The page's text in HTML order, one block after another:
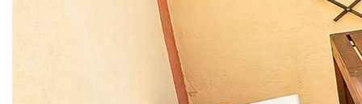
D'une surface habitable d'environ 90 m2, cette MAISON
offre une distribution harmonieuse et fonctionnelle, idéale
pour une vie citadine confortable.
Dès l'entrée, vous découvrirez un espace de vie agréable